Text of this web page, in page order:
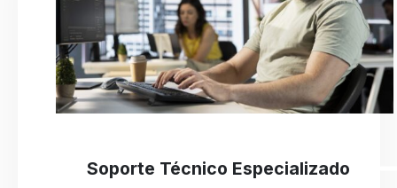
Soporte Técnico Especializado